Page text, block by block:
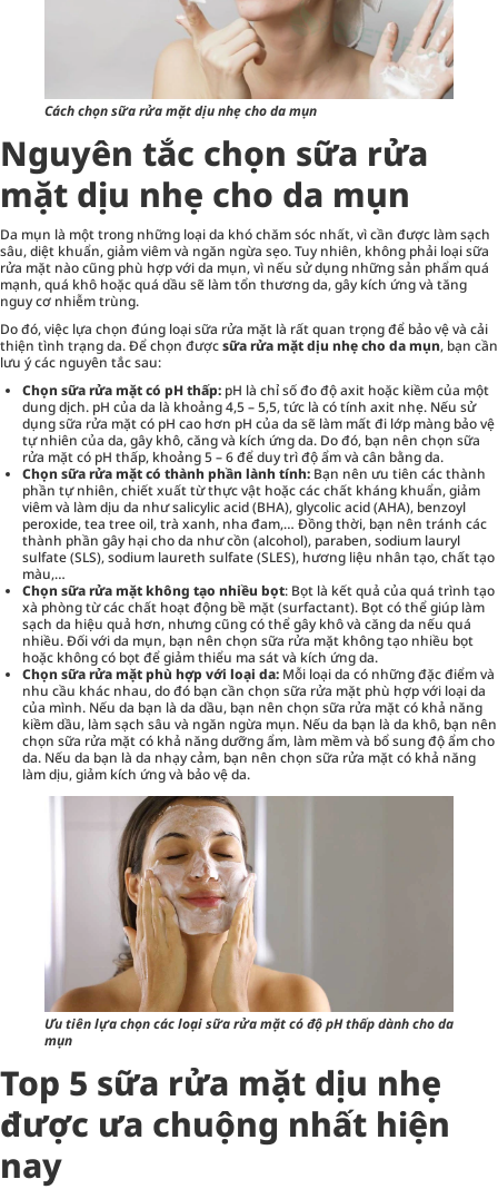
Cách chọn sữa rửa mặt dịu nhẹ cho da mụn
Nguyên tắc chọn sữa rửa
mặt dịu nhẹ cho da mụn
Da mụn là một trong những loại da khó chăm sóc nhất, vì cần được làm sạch
sâu, diệt khuẩn, giảm viêm và ngăn ngừa sẹo. Tuy nhiên, không phải loại sữa
rửa mặt nào cũng phù hợp với da mụn, vì nếu sử dụng những sản phẩm quá
mạnh, quá khô hoặc quá dầu sẽ làm tổn thương da, gây kích ứng và tăng
nguy cơ nhiễm trùng.
Do đó, việc lựa chọn đúng loại sữa rửa mặt là rất quan trọng để bảo vệ và cải
thiện tình trạng da. Để chọn đượcsữa rửa mặt dịu nhẹ cho da mụn, bạn cần
lưu ý các nguyên tắc sau:
Chọn sữa rửa mặt có pH thấp: pH là chỉ số đo độ axit hoặc kiềm của một
dung dịch. pH của da là khoảng 4,5 – 5,5, tức là có tính axit nhẹ. Nếu sử
dụng sữa rửa mặt có pH cao hơn pH của da sẽ làm mất đi lớp màng bảo vệ
tự nhiên của da, gây khô, căng và kích ứng da. Do đó, bạn nên chọn sữa
rửa mặt có pH thấp, khoảng 5 – 6 để duy trì độ ẩm và cân bằng da.
Chọn sữa rửa mặt có thành phần lành tính: Bạn nên ưu tiên các thành
phần tự nhiên, chiết xuất từ thực vật hoặc các chất kháng khuẩn, giảm
viêm và làm dịu da như salicylic acid (BHA), glycolic acid (AHA), benzoyl
peroxide, tea tree oil, trà xanh, nha đam,… Đồng thời, bạn nên tránh các
thành phần gây hại cho da như cồn (alcohol), paraben, sodium lauryl
sulfate (SLS), sodium laureth sulfate (SLES), hương liệu nhân tạo, chất tạo
màu,…
Chọn sữa rửa mặt không tạo nhiều bọt: Bọt là kết quả của quá trình tạo
xà phòng từ các chất hoạt động bề mặt (surfactant). Bọt có thể giúp làm
sạch da hiệu quả hơn, nhưng cũng có thể gây khô và căng da nếu quá
nhiều. Đối với da mụn, bạn nên chọn sữa rửa mặt không tạo nhiều bọt
hoặc không có bọt để giảm thiểu ma sát và kích ứng da.
Chọn sữa rửa mặt phù hợp với loại da: Mỗi loại da có những đặc điểm và
nhu cầu khác nhau, do đó bạn cần chọn sữa rửa mặt phù hợp với loại da
của mình. Nếu da bạn là da dầu, bạn nên chọn sữa rửa mặt có khả năng
kiềm dầu, làm sạch sâu và ngăn ngừa mụn. Nếu da bạn là da khô, bạn nên
chọn sữa rửa mặt có khả năng dưỡng ẩm, làm mềm và bổ sung độ ẩm cho
da. Nếu da bạn là da nhạy cảm, bạn nên chọn sữa rửa mặt có khả năng
làm dịu, giảm kích ứng và bảo vệ da.
Ưu tiên lựa chọn các loại sữa rửa mặt có độ pH thấp dành cho da
mụn
Top 5 sữa rửa mặt dịu nhẹ
được ưa chuộng nhất hiện
nay